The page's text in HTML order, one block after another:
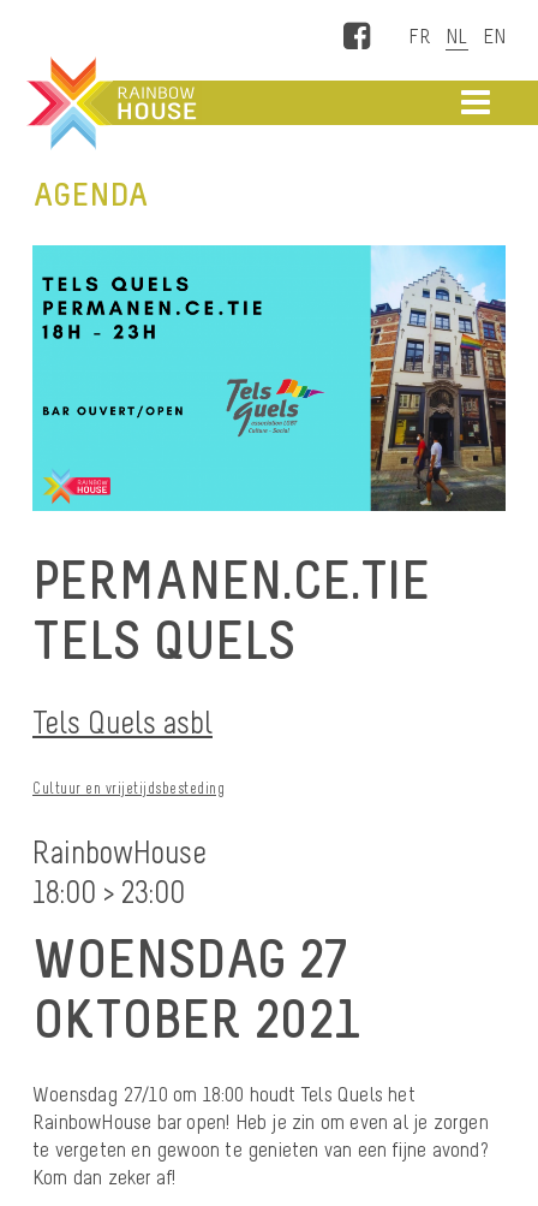
Facebook
AGENDA
PERMANEN.CE.TIE
TELS QUELS
Tels Quels asbl
Cultuur en vrijetijdsbesteding
RainbowHouse
18:00 > 23:00
WOENSDAG 27
OKTOBER 2021
Woensdag 27/10 om 18:00 houdt Tels Quels het
RainbowHouse bar open! Heb je zin om even al je zorgen
te vergeten en gewoon te genieten van een fijne avond?
Kom dan zeker af!